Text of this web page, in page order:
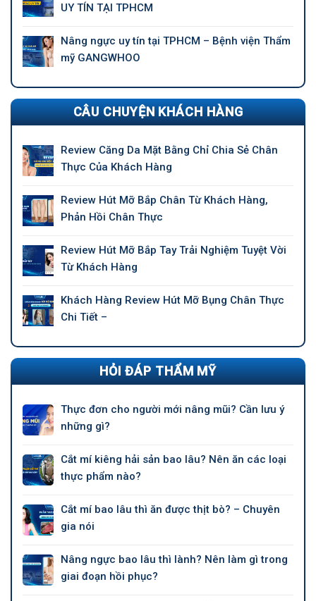
UY TÍN TẠI TPHCM
Nâng ngực uy tín tại TPHCM – Bệnh viện Thẩm
mỹ GANGWHOO
CÂU CHUYỆN KHÁCH HÀNG
Review Căng Da Mặt Bằng Chỉ Chia Sẻ Chân
Thực Của Khách Hàng
Review Hút Mỡ Bắp Chân Từ Khách Hàng,
Phản Hồi Chân Thực
Review Hút Mỡ Bắp Tay Trải Nghiệm Tuyệt Vời
Từ Khách Hàng
Khách Hàng Review Hút Mỡ Bụng Chân Thực
Chi Tiết –
HỎI ĐÁP THẨM MỸ
Thực đơn cho người mới nâng mũi? Cần lưu ý
những gì?
Cắt mí kiêng hải sản bao lâu? Nên ăn các loại
thực phẩm nào?
Cắt mí bao lâu thì ăn được thịt bò? – Chuyên
gia nói
Nâng ngực bao lâu thì lành? Nên làm gì trong
giai đoạn hồi phục?